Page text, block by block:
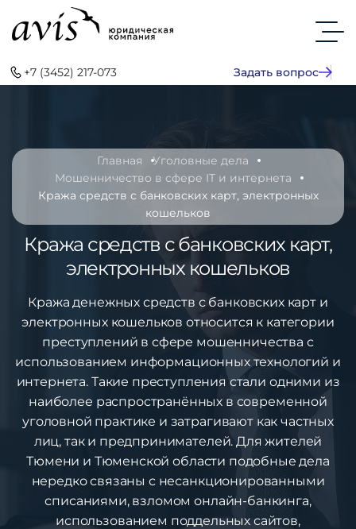
+7 (3452) 217-073 Задать вопрос
Главная
Уголовные дела
Мошенничество в сфере IT и интернета
Кража средств с банковских карт, электронных
кошельков
Кража средств с банковских карт,
электронных кошельков
Кража денежных средств с банковских карт и
электронных кошельков относится к категории
преступлений в сфере мошенничества с
использованием информационных технологий и
интернета. Такие преступления стали одними из
наиболее распространённых в современной
уголовной практике и затрагивают как частных
лиц, так и предпринимателей. Для жителей
Тюмени и Тюменской области подобные дела
нередко связаны с несанкционированными
списаниями, взломом онлайн-банкинга,
использованием поддельных сайтов,